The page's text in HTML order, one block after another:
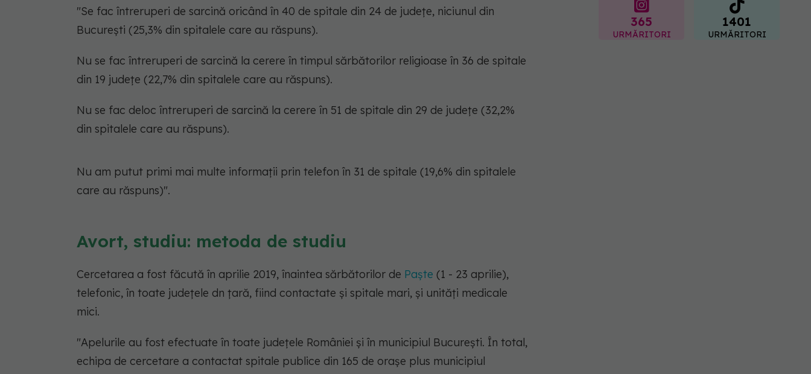
"Se fac întreruperi de sarcină oricând în 40 de spitale din 24 de județe, niciunul din
București (25,3% din spitalele care au răspuns).
Nu se fac întreruperi de sarcină la cerere în timpul sărbătorilor religioase în 36 de spitale
din 19 județe (22,7% din spitalele care au răspuns).
Nu se fac deloc întreruperi de sarcină la cerere în 51 de spitale din 29 de județe (32,2%
din spitalele care au răspuns).
Nu am putut primi mai multe informații prin telefon în 31 de spitale (19,6% din spitalele
care au răspuns)".
Avort, studiu: metoda de studiu
Cercetarea a fost făcută în aprilie 2019, înaintea sărbătorilor de Paște (1 - 23 aprilie),
telefonic, în toate județele dn țară, fiind contactate și spitale mari, și unități medicale
mici.
"Apelurile au fost efectuate în toate județele României și în municipiul București. În total,
echipa de cercetare a contactat spitale publice din 165 de orașe plus municipiul
365
URMĂRITORI
1401
URMĂRITORI